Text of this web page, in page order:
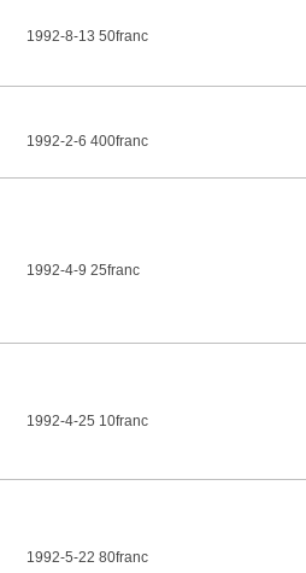
1992-8-13 50franc
1992-2-6 400franc
1992-4-9 25franc
1992-4-25 10franc
1992-5-22 80franc